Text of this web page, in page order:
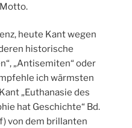
heute Kant wegen
historische
„Antisemiten“ oder
ich wärmsten
„Euthanasie des
hat Geschichte“ Bd.
von dem brillanten